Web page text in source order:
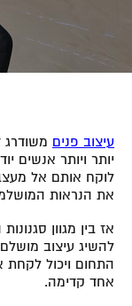
עיצוב פנים משודרג
יותר ויותר אנשים
לוקח אותם אל
את הנראות
אז בין מגוון
להשיג עיצוב
התחום ויכול
אחד קדימה.